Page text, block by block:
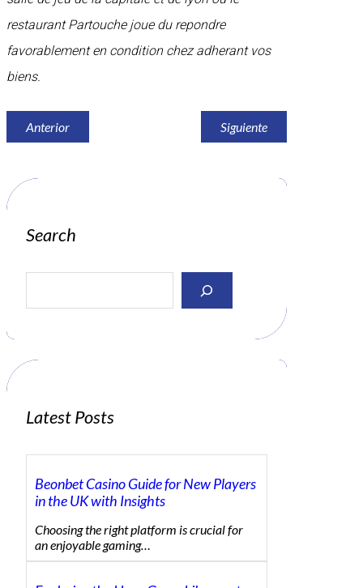
restaurant Partouche joue du repondre
favorablement en condition chez adherant vos
biens.
Anterior Siguiente
Search
a
Latest Posts
Beonbet Casino Guide for New Players
in the UK with Insights
Choosing the right platform is crucial for
an enjoyable gaming…